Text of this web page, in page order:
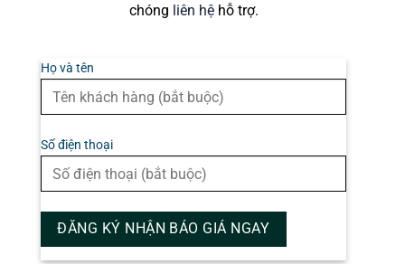
chóng liên hệhỗ trợ.
Họ và tên
Số điện thoại